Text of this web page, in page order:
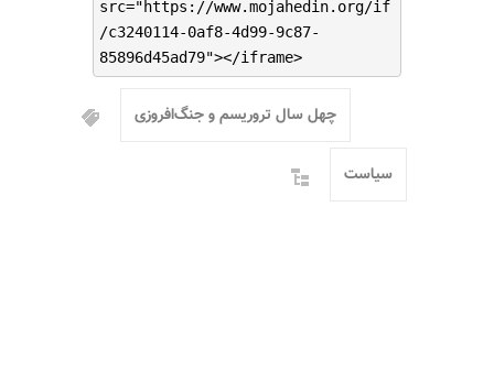
src="https://www.mojahedin.org/if
/c3240114-0af8-4d99-9c87-
85896d45ad79"></iframe>
چهل سال تروریسم و جنگ‌افروزی
سیاست